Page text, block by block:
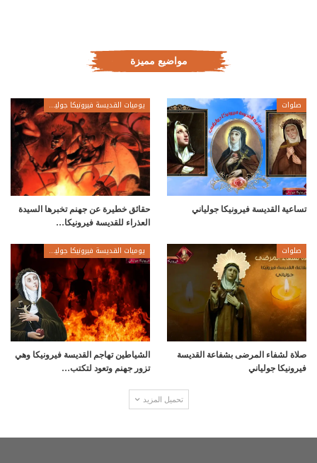
مواضيع مميزة
صلوات
تساعية القديسة فيرونيكا جولياني
يوميات القديسة فيرونيكا جولياني
حقائق خطيرة عن جهنم تخبرها السيدة
العذراء للقديسة فيرونيكا…
صلوات
صلاة لشفاء المرضى بشفاعة القديسة
فيرونيكا جولياني
يوميات القديسة فيرونيكا جولياني
الشياطين تهاجم القديسة فيرونيكا وهي
تزور جهنم وتعود لتكتب…
تحميل المزيد